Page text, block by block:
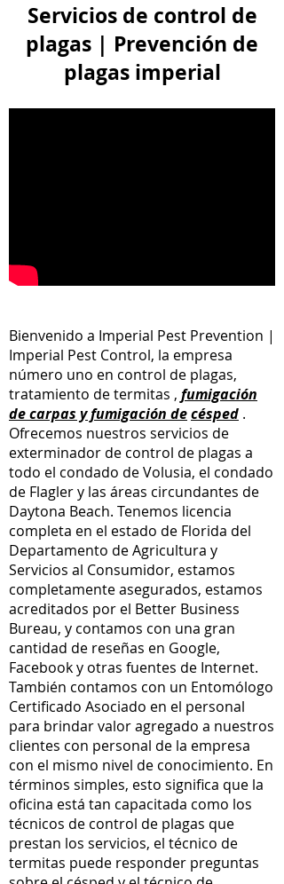
Servicios de control de
plagas | Prevención de
plagas imperial
Bienvenido a Imperial Pest Prevention |
Imperial Pest Control, la empresa
número uno en control de plagas,
tratamiento de termitas , fumigación
de carpas y fumigación decésped .
Ofrecemos nuestros servicios de
exterminador de control de plagas a
todo el condado de Volusia, el condado
de Flagler y las áreas circundantes de
Daytona Beach. Tenemos licencia
completa en el estado de Florida del
Departamento de Agricultura y
Servicios al Consumidor, estamos
completamente asegurados, estamos
acreditados por el Better Business
Bureau, y contamos con una gran
cantidad de reseñas en Google,
Facebook y otras fuentes de Internet.
También contamos con un Entomólogo
Certificado Asociado en el personal
para brindar valor agregado a nuestros
clientes con personal de la empresa
con el mismo nivel de conocimiento. En
términos simples, esto significa que la
oficina está tan capacitada como los
técnicos de control de plagas que
prestan los servicios, el técnico de
termitas puede responder preguntas